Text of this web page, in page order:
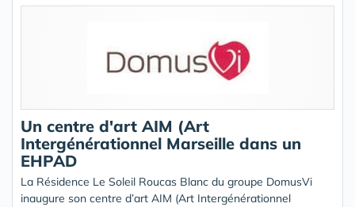
Un centre d'art AIM (Art
Intergénérationnel Marseille dans un
EHPAD
La Résidence Le Soleil Roucas Blanc du groupe DomusVi
inaugure son centre d’art AIM (Art Intergénérationnel